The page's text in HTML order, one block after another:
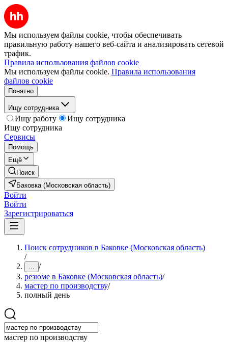
Мы используем файлы cookie, чтобы обеспечивать
правильную работу нашего веб-сайта и анализировать сетевой
трафик.
Правила использования файлов cookie
Мы используем файлы cookie. Правила использования
файлов cookie
Понятно
Ищу сотрудника
Ищу работу
Ищу сотрудника
Ищу сотрудника
Сервисы
Помощь
Ещё
Поиск
Баковка (Московская область)
Войти
Войти
Зарегистрироваться
Поиск сотрудников в Баковке (Московская область)
/
... /
резюме в Баковке (Московская область)/
мастер по производству/
полный день
мастер по производству